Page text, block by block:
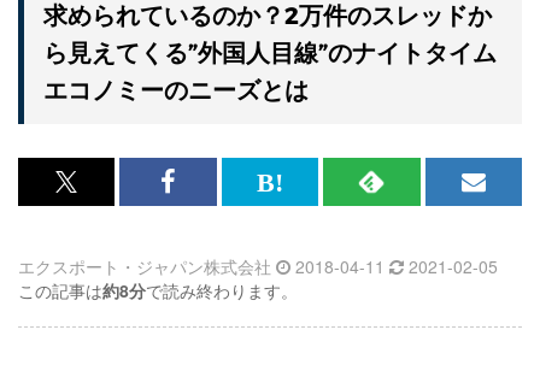
求められているのか？2万件のスレッドか
ら見えてくる”外国人目線”のナイトタイム
エコノミーのニーズとは
x<br>
記
事
Facebook<br>
記
事
は
な
ブ
RSS
記
メ
マ
エクスポート・ジャパン株式会社 2018-04-11
2021-02-05
この記事は約8分で読み終わります。